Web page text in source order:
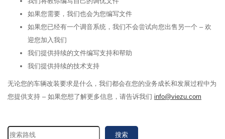
如果您需要，我们也会为您编写文件
如果您已经有一个调音系统，我们不会尝试向您出售另一个 – 欢
迎您加入我们
我们提供持续的文件编写支持和帮助
我们提供持续的技术支持
无论您的车辆改装要求是什么，我们都会在您的业务成长和发展过程中为
您提供支持 – 如果您想了解更多信息，请告诉我们 info@viezu.com
搜索